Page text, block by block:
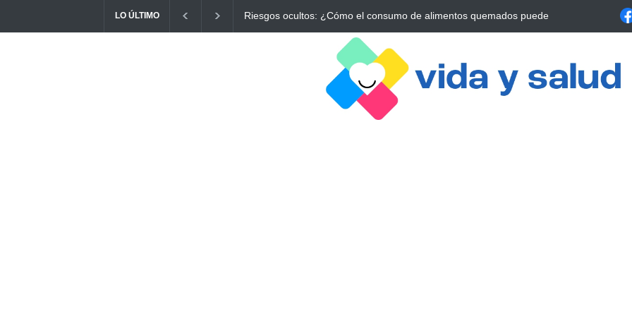
LO ÚLTIMO Ayuno Digital: La Estrategia Esencial para Mejorar tu Bienestar La conexión vital